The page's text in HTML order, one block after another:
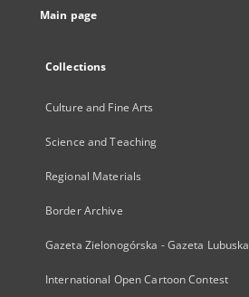
Main page
Collections
Culture and Fine Arts
Science and Teaching
Regional Materials
Border Archive
Gazeta Zielonogórska - Gazeta Lubuska
International Open Cartoon Contest